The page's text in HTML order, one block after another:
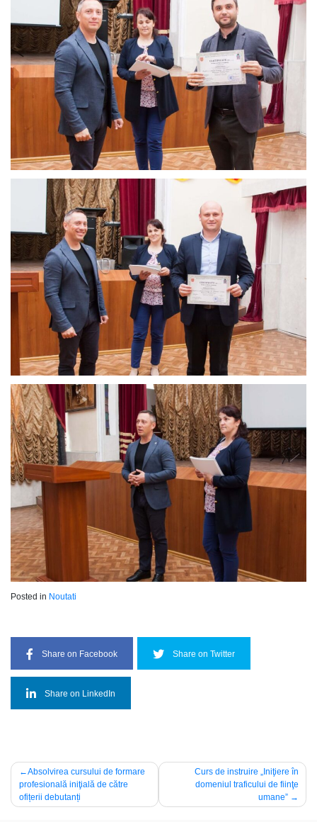
Posted in Noutati
Share on Facebook Share on Twitter
Share on LinkedIn
Navigare
în
articole
Absolvirea cursului de formare
profesională iniţială de către
ofițerii debutanți
Curs de instruire „Iniţiere în
domeniul traficului de fiinţe
umane”